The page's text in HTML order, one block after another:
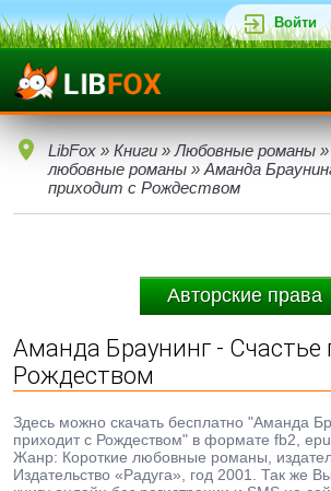
Войти
LibFox » Книги » Любовные романы »
любовные романы » Аманда
приходит с Рождеством
Авторские права
Аманда Браунинг - Счастье
Рождеством
Здесь можно скачать бесплатно "Аманда
приходит с Рождеством" в формате fb2,
Жанр: Короткие любовные романы,
Издательство «Радуга», год 2001. Так же